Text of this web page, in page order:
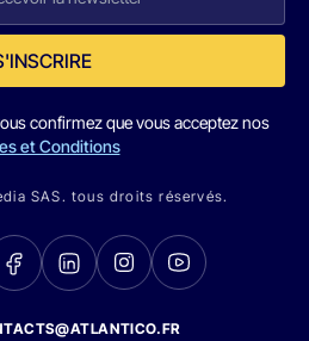
confirmez que vous acceptez nos
et Conditions
SAS. tous droits réservés.